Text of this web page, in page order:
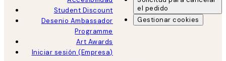
Student Discount
Desenio Ambassador
Programme
Art Awards
Iniciar sesión (Empresa)
el pedido
Gestionar cookies